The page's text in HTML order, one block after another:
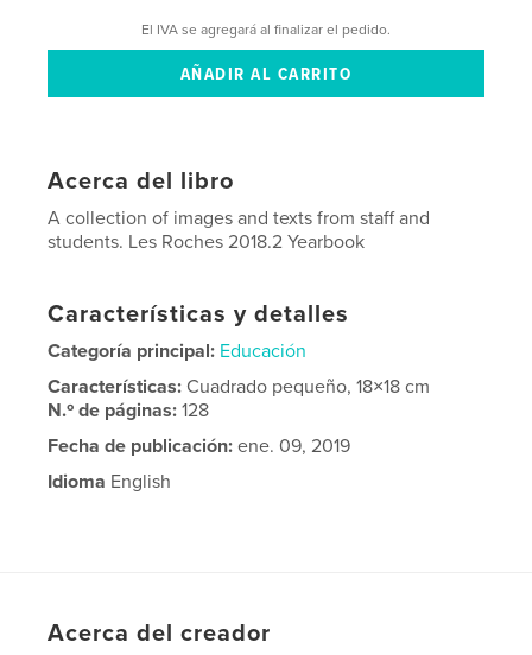
El IVA se agregará al finalizar el pedido.
Acerca del libro
A collection of images and texts from staff and
students. Les Roches 2018.2 Yearbook
Características y detalles
Categoría principal: Educación
Características:Cuadrado pequeño, 18×18 cm
N.º de páginas:128
Fecha de publicación: ene. 09, 2019
Idioma English
Acerca del creador